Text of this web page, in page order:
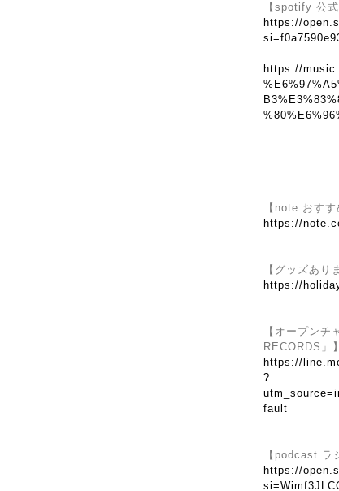
【spotify 公
https://
https://
【note おすす
https://
【グッズあり
https://
【オープン
RECORDS」】
https://
?
fault
【podcast ラ
https://